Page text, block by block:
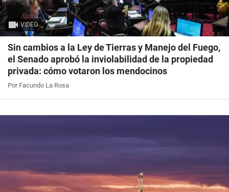
VIDEO
Sin cambios a la Ley de Tierras y Manejo del Fuego,
el Senado aprobó la inviolabilidad de la propiedad
privada: cómo votaron los mendocinos
Por Facundo La Rosa